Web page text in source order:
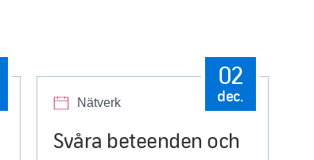
Nätverk
02
dec.
Svåra beteenden och